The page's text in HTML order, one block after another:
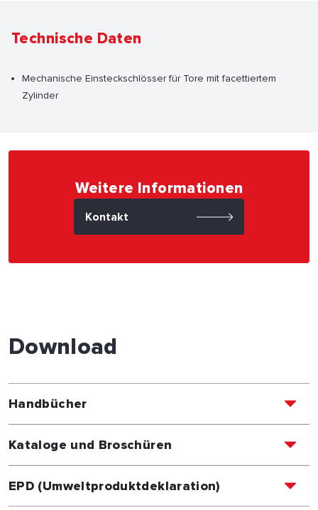
Technische Daten
Mechanische Einsteckschlösser für Tore mit facettiertem
Zylinder
Weitere Informationen
Kontakt
Download
Handbücher
Kataloge und Broschüren
EPD (Umweltproduktdeklaration)